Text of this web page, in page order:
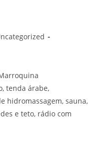
tenda árabe,
hidromassagem, sauna,
e teto, rádio com